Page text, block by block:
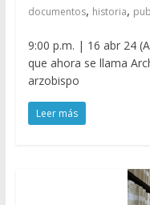
documentos, historia,
9:00 p.m. | 16 abr 24
que ahora se llama
arzobispo
Leer más